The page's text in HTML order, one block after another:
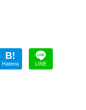
B!
Hatena LINE